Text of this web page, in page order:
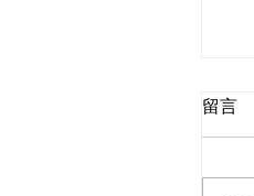
留言